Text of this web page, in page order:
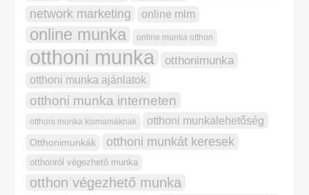
network marketing online mlm
online munka online munka otthon
otthoni munka otthonimunka
otthoni munka ajánlatok
otthoni munka interneten
otthoni munka kismamáknak otthoni munkalehetőség
Otthonimunkák otthoni munkát keresek
otthonról végezhető munka
otthon végezhető munka